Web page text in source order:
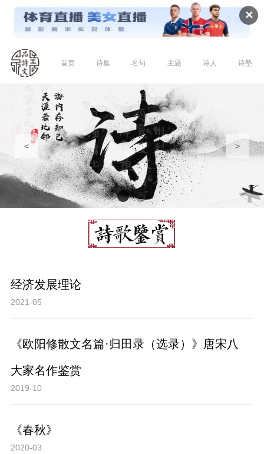
✕
首页 诗集 名句 主题 诗人 诗塾
< >
经济发展理论
2021-05
《欧阳修散文名篇·归田录（选录）》唐宋八
大家名作鉴赏
2019-10
《春秋》
2020-03